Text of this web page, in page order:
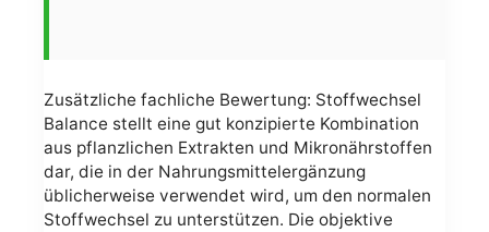
Zusätzliche fachliche Bewertung: Stoffwechsel
Balance stellt eine gut konzipierte Kombination
aus pflanzlichen Extrakten und Mikronährstoffen
dar, die in der Nahrungsmittelergänzung
üblicherweise verwendet wird, um den normalen
Stoffwechsel zu unterstützen. Die objektive